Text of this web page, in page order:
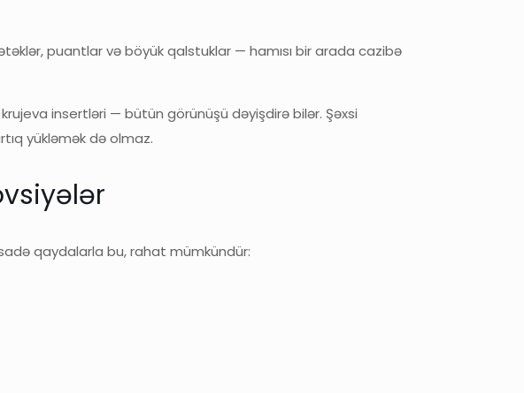
puantlar və böyük qalstuklar — hamısı bir arada cazibə
insertləri — bütün görünüşü dəyişdirə bilər. Şəxsi
yükləmək də olmaz.
qaydalarla bu, rahat mümkündür: